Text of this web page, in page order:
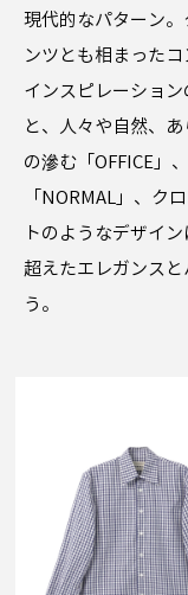
現代的なパターン
ンツとも相まった
インスピレーショ
と、人々や自然、
の滲む「OFFICE」
「NORMAL」、ク
トのようなデザイ
超えたエレガンス
う。
CAMISAS
CAMISA SHIRT -
NAVY/WHITE
CHECK